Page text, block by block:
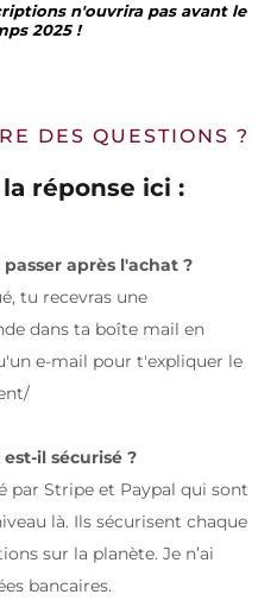
n'ouvrira pas avant le
2025 !
DES QUESTIONS ?
réponse ici :
passer après l'achat ?
tu recevras une
dans ta boîte mail en
e-mail pour t'expliquer le
il sécurisé ?
par Stripe et Paypal qui sont
là. Ils sécurisent chaque
sur la planète. Je n’ai
bancaires.